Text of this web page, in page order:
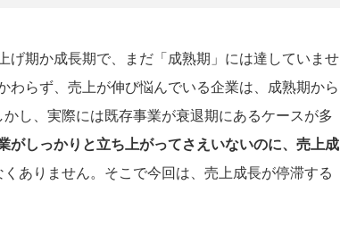
期か成長期で、まだ「成熟期」には達していませ
わらず、売上が伸び悩んでいる企業は、成熟期から
し、実際には既存事業が衰退期にあるケースが多
がしっかりと立ち上がってさえいないのに、売上成
くありません。そこで今回は、売上成長が停滞する